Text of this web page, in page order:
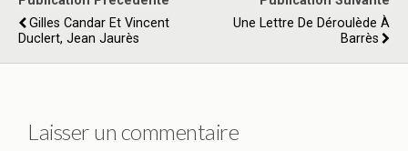
Gilles Candar Et Vincent
Duclert, Jean Jaurès
Une Lettre De Déroulède À
Barrès
Laisser un commentaire